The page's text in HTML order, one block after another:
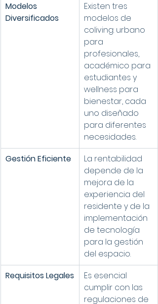
Modelos
Diversificados
Existen tres
modelos de
coliving: urbano
para
profesionales,
académico para
estudiantes y
wellness para
bienestar, cada
uno diseñado
para diferentes
necesidades.
Gestión Eficiente
La rentabilidad
depende de la
mejora de la
experiencia del
residente y de la
implementación
de tecnología
para la gestión
del espacio.
Requisitos Legales
Es esencial
cumplir con las
regulaciones de